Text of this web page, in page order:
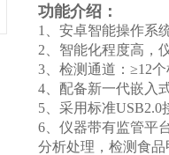
功能介绍：
1、安卓智能操作系
2、智能化程度高，
3、检测通道：≥12
4、配备新一代嵌入
5、采用标准
6、仪器带有监管平
分析处理，检测食